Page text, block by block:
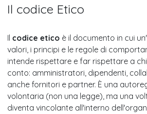
Il codice Etico
Il codice etico è il documento in cui
valori, i principi e le regole di
intende rispettare e far rispettare a
conto: amministratori, dipendenti,
anche fornitori e partner. È una
volontaria (non una legge), ma una
diventa vincolante all'interno